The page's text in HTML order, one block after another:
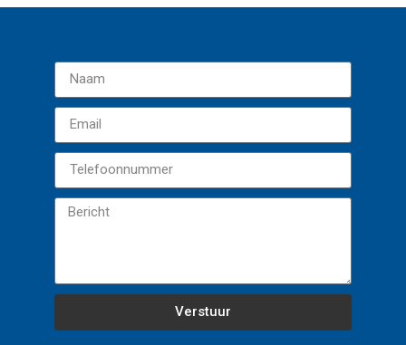
Verstuur